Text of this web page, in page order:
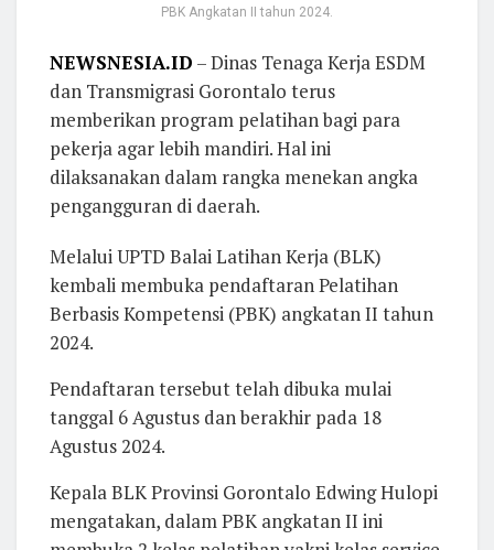
PBK Angkatan II tahun 2024.
NEWSNESIA.ID – Dinas Tenaga Kerja ESDM
dan Transmigrasi Gorontalo terus
memberikan program pelatihan bagi para
pekerja agar lebih mandiri. Hal ini
dilaksanakan dalam rangka menekan angka
pengangguran di daerah.
Melalui UPTD Balai Latihan Kerja (BLK)
kembali membuka pendaftaran Pelatihan
Berbasis Kompetensi (PBK) angkatan II tahun
2024.
Pendaftaran tersebut telah dibuka mulai
tanggal 6 Agustus dan berakhir pada 18
Agustus 2024.
Kepala BLK Provinsi Gorontalo Edwing Hulopi
mengatakan, dalam PBK angkatan II ini